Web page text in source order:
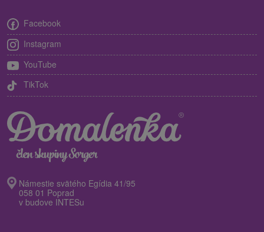
Facebook
Instagram
YouTube
TikTok
Námestie svätého Egídia 41/95
058 01 Poprad
v budove INTESu